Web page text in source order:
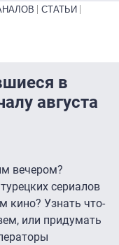
СТАТЬИ
в
августа
вечером?
сериалов
кино? Узнать что-
или придумать